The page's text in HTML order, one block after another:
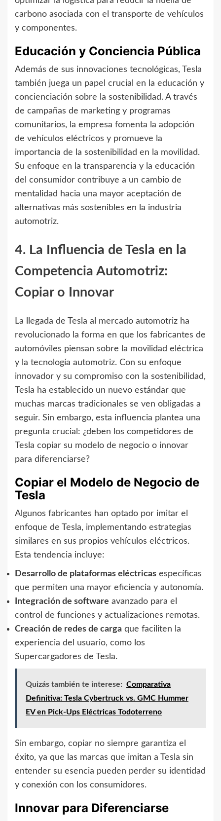
carbono asociada con el transporte de vehículos
y componentes.
Educación y Conciencia Pública
Además de sus innovaciones tecnológicas, Tesla
también juega un papel crucial en la educación y
concienciación sobre la sostenibilidad. A través
de campañas de marketing y programas
comunitarios, la empresa fomenta la adopción
de vehículos eléctricos y promueve la
importancia de la sostenibilidad en la movilidad.
Su enfoque en la transparencia y la educación
del consumidor contribuye a un cambio de
mentalidad hacia una mayor aceptación de
alternativas más sostenibles en la industria
automotriz.
4. La Influencia de Tesla en la
Competencia Automotriz:
Copiar o Innovar
La llegada de Tesla al mercado automotriz ha
revolucionado la forma en que los fabricantes de
automóviles piensan sobre la movilidad eléctrica
y la tecnología automotriz. Con su enfoque
innovador y su compromiso con la sostenibilidad,
Tesla ha establecido un nuevo estándar que
muchas marcas tradicionales se ven obligadas a
seguir. Sin embargo, esta influencia plantea una
pregunta crucial: ¿deben los competidores de
Tesla copiar su modelo de negocio o innovar
para diferenciarse?
Copiar el Modelo de Negocio de
Tesla
Algunos fabricantes han optado por imitar el
enfoque de Tesla, implementando estrategias
similares en sus propios vehículos eléctricos.
Esta tendencia incluye:
Desarrollo de plataformas eléctricas específicas
que permiten una mayor eficiencia y autonomía.
Integración de software avanzado para el
control de funciones y actualizaciones remotas.
Creación de redes de carga que faciliten la
experiencia del usuario, como los
Supercargadores de Tesla.
Quizás también te interese: Comparativa
Definitiva: Tesla Cybertruck vs. GMC Hummer
EV en Pick-Ups Eléctricas Todoterreno
Sin embargo, copiar no siempre garantiza el
éxito, ya que las marcas que imitan a Tesla sin
entender su esencia pueden perder su identidad
y conexión con los consumidores.
Innovar para Diferenciarse